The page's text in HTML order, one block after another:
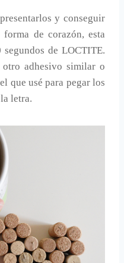
y conseguir
de corazón, esta
de LOCTITE.
adhesivo similar o
que usé para pegar los
letra.